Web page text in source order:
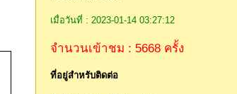
หมู)
รหัสพระเครื่อง : 6245